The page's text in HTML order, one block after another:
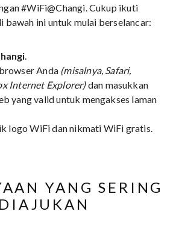
#WiFi@Changi. Cukup ikuti
bawah ini untuk mulai berselancar:
.
Anda (misalnya, Safari,
Internet Explorer)dan masukkan
yang valid untuk mengakses laman
logo WiFi dan nikmati WiFi gratis.
YANG SERING
DIAJUKAN